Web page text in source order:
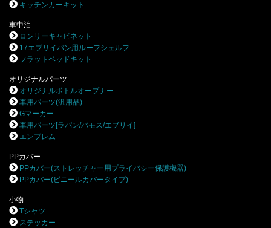
キッチンカーキット
車中泊
ロンリーキャビネット
17エブリイバン用ルーフシェルフ
フラットベッドキット
オリジナルパーツ
オリジナルボトルオープナー
車用パーツ(汎用品)
Gマーカー
車用パーツ[ラパン/バモス/エブリイ]
エンブレム
PPカバー
PPカバー(ストレッチャー用プライバシー保護機器)
PPカバー(ビニールカバータイプ)
小物
Tシャツ
ステッカー